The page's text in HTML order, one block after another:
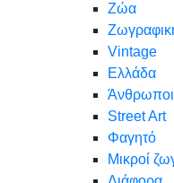
Ζώα
Vintage
Ελλάδα
Άνθρωποι
Street Art
Φαγητό
Μικροί